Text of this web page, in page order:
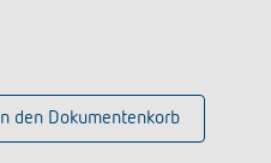
In den Dokumentenkorb